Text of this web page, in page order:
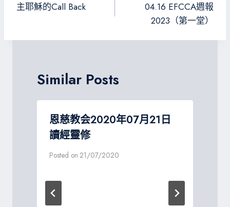
章
覽
主耶穌的Call Back
04.16 EFCCA週報
2023（第一堂）
Similar Posts
恩慈教会2020年07月21日
讀經靈修
Posted on 21/07/2020